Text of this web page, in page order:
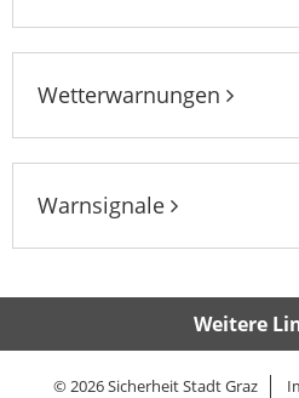
Wetterwarnungen
Warnsignale
Weitere
© 2026 Sicherheit Stadt Graz